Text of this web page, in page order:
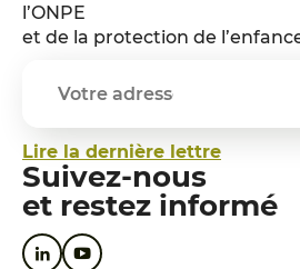
l’ONPE
et de la protection de
Lire la dernière lettre
Suivez-nous
et restez informé